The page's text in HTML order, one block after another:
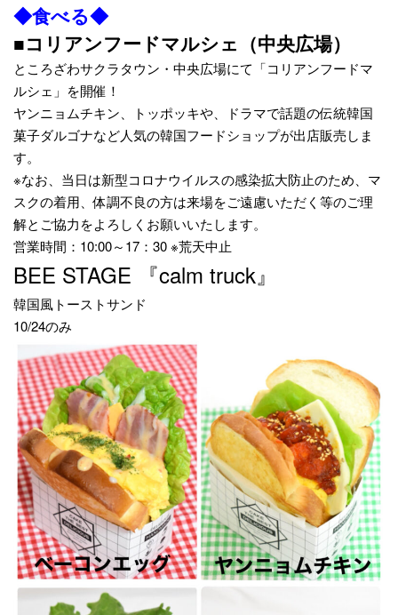
◆食べる◆
■コリアンフードマルシェ（中央広場）
ところざわサクラタウン・中央広場にて「コリアンフードマ
ルシェ」を開催！
ヤンニョムチキン、トッポッキや、ドラマで話題の伝統韓国
菓子ダルゴナなど人気の韓国フードショップが出店販売しま
す。
※なお、当日は新型コロナウイルスの感染拡大防止のため、マ
スクの着用、体調不良の方は来場をご遠慮いただく等のご理
解とご協力をよろしくお願いいたします。
営業時間：10:00～17：30 ※荒天中止
BEE STAGE 『calm truck』
韓国風トーストサンド
10/24のみ